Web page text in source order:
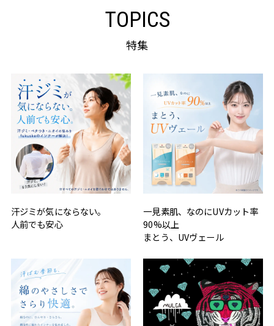
TOPICS
特集
汗ジミが気にならない。
人前でも安心
一見素肌、なのにUVカット率
90%以上
まとう、UVヴェール